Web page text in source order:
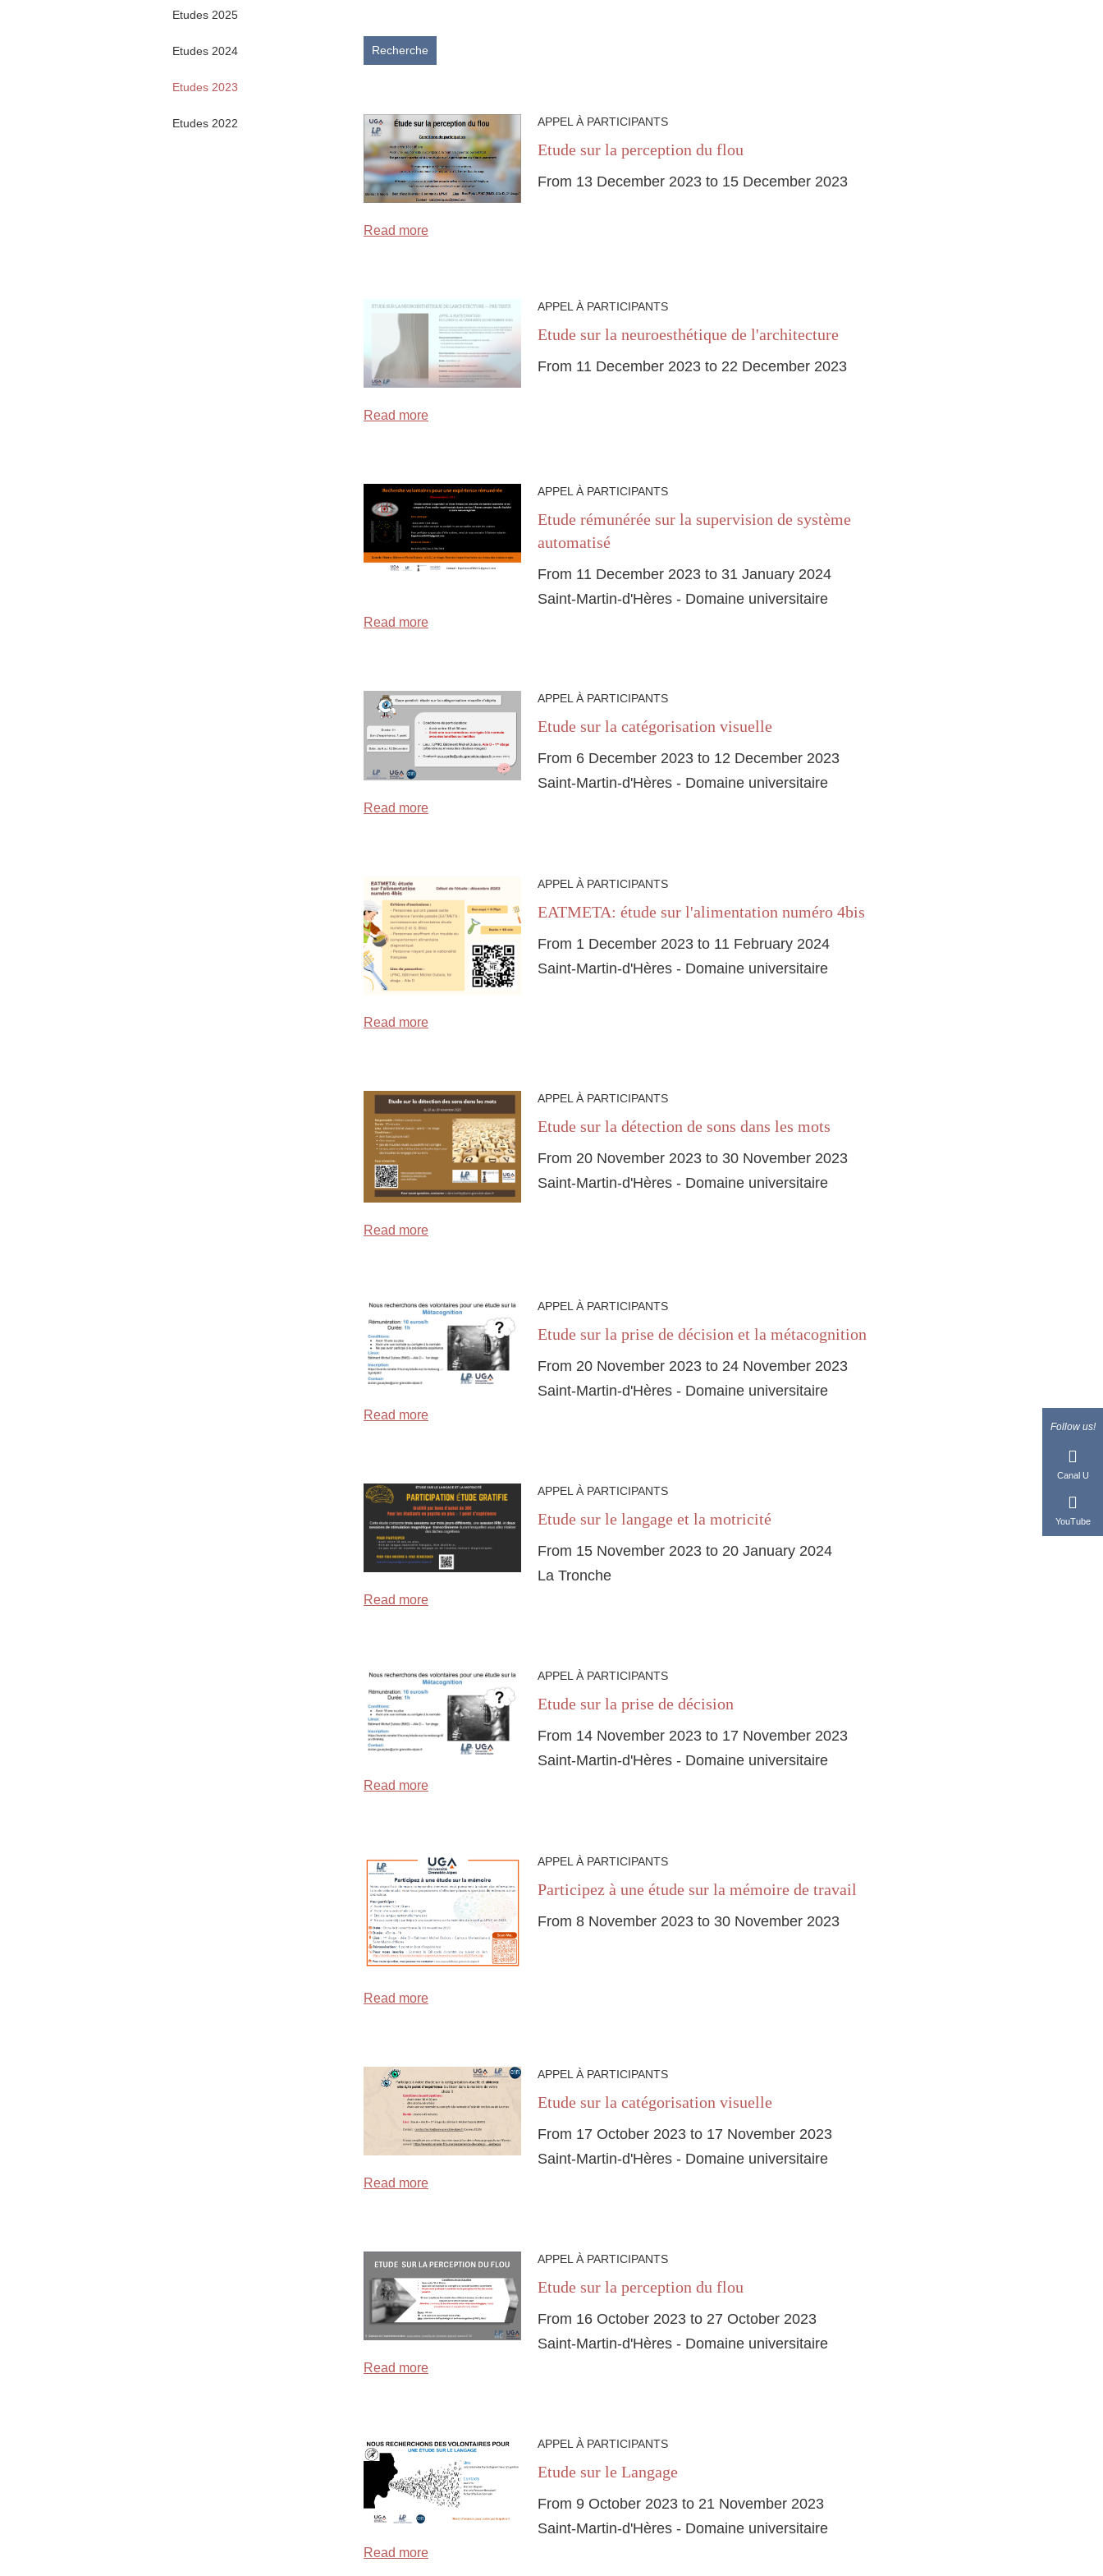
Follow us!
Canal U
YouTube
Etudes 2025
Etudes 2024
Etudes 2023
Etudes 2022
Recherche
APPEL À PARTICIPANTS
Etude sur la perception du flou
From 13 December 2023 to 15 December 2023
Read more
APPEL À PARTICIPANTS
Etude sur la neuroesthétique de l'architecture
From 11 December 2023 to 22 December 2023
Read more
APPEL À PARTICIPANTS
Etude rémunérée sur la supervision de système
automatisé
From 11 December 2023 to 31 January 2024
Saint-Martin-d'Hères - Domaine universitaire
Read more
APPEL À PARTICIPANTS
Etude sur la catégorisation visuelle
From 6 December 2023 to 12 December 2023
Saint-Martin-d'Hères - Domaine universitaire
Read more
APPEL À PARTICIPANTS
EATMETA: étude sur l'alimentation numéro 4bis
From 1 December 2023 to 11 February 2024
Saint-Martin-d'Hères - Domaine universitaire
Read more
APPEL À PARTICIPANTS
Etude sur la détection de sons dans les mots
From 20 November 2023 to 30 November 2023
Saint-Martin-d'Hères - Domaine universitaire
Read more
APPEL À PARTICIPANTS
Etude sur la prise de décision et la métacognition
From 20 November 2023 to 24 November 2023
Saint-Martin-d'Hères - Domaine universitaire
Read more
APPEL À PARTICIPANTS
Etude sur le langage et la motricité
From 15 November 2023 to 20 January 2024
La Tronche
Read more
APPEL À PARTICIPANTS
Etude sur la prise de décision
From 14 November 2023 to 17 November 2023
Saint-Martin-d'Hères - Domaine universitaire
Read more
APPEL À PARTICIPANTS
Participez à une étude sur la mémoire de travail
From 8 November 2023 to 30 November 2023
Read more
APPEL À PARTICIPANTS
Etude sur la catégorisation visuelle
From 17 October 2023 to 17 November 2023
Saint-Martin-d'Hères - Domaine universitaire
Read more
APPEL À PARTICIPANTS
Etude sur la perception du flou
From 16 October 2023 to 27 October 2023
Saint-Martin-d'Hères - Domaine universitaire
Read more
APPEL À PARTICIPANTS
Etude sur le Langage
From 9 October 2023 to 21 November 2023
Saint-Martin-d'Hères - Domaine universitaire
Read more